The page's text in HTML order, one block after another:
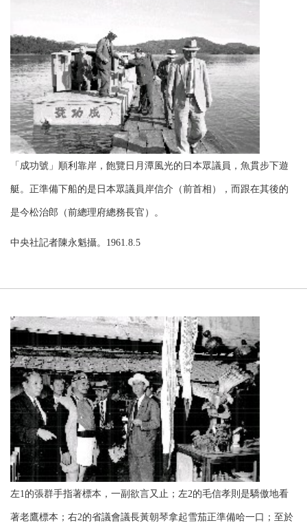
「成功號」順利靠岸，飽覽日月潭風光的日本眾議員，魚貫步下遊
艇。正準備下船的是日本眾議員岸信介（前首相），而跟在其後的
是今松治郎（前總理府總務長官）。
中央社記者陳永魁攝。1961.8.5
左1的張群手指著標本，一副欲言又止；左2的毛信孝則是驕傲地看
著老鷹標本；右2的省議會議長黃朝琴拿起雪茄正準備哈一口；至於